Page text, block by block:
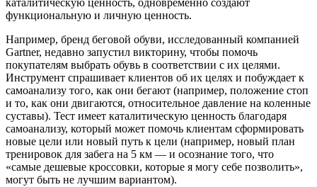
каталитическую ценность, одновременно создают
функциональную и личную ценность.
Например, бренд беговой обуви, исследованный компанией
Gartner, недавно запустил викторину, чтобы помочь
покупателям выбрать обувь в соответствии с их целями.
Инструмент спрашивает клиентов об их целях и побуждает к
самоанализу того, как они бегают (например, положение стоп
и то, как они двигаются, относительное давление на коленные
суставы). Тест имеет каталитическую ценность благодаря
самоанализу, который может помочь клиентам сформировать
новые цели или новый путь к цели (например, новый план
тренировок для забега на 5 км — и осознание того, что
«самые дешевые кроссовки, которые я могу себе позволить»,
могут быть не лучшим вариантом).